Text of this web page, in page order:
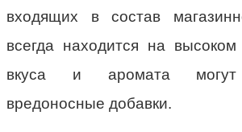
входящих в состав
всегда находится на
вкуса и аромата могут
вредоносные добавки.